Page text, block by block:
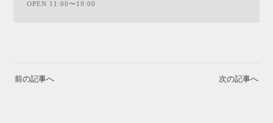
OPEN 11:00〜19:00
前の記事へ 次の記事へ